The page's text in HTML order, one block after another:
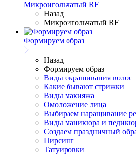
Микроигольчатый RF
Назад
Микроигольчатый RF
Формируем образ
Назад
Формируем образ
Виды окрашивания волос
Какие бывают стрижки
Виды макияжа
Омоложение лица
Выбираем наращивание
Виды маникюра и
Создаем праздничный
Пирсинг
Татуировки